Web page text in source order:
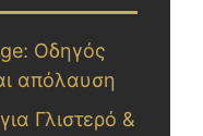
Οδηγός
απόλαυση
Γλιστερό &